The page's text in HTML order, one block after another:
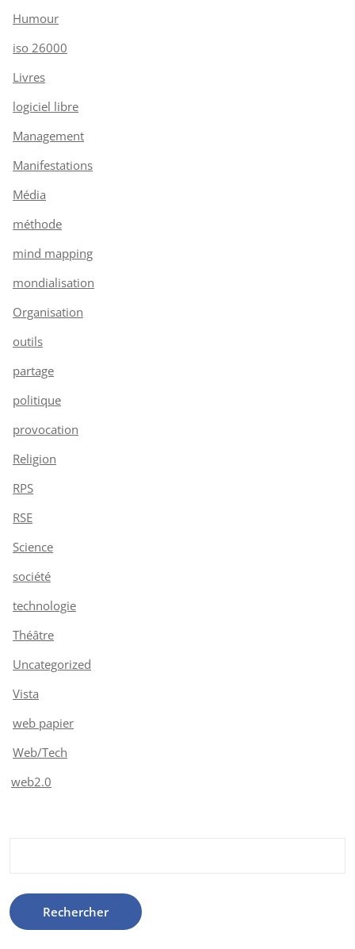
Humour
iso 26000
Livres
logiciel libre
Management
Manifestations
Média
méthode
mind mapping
mondialisation
Organisation
outils
partage
politique
provocation
Religion
RPS
RSE
Science
société
technologie
Théâtre
Uncategorized
Vista
web papier
Web/Tech
web2.0